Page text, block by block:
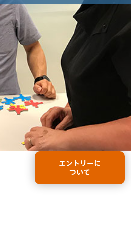
エントリーに
ついて